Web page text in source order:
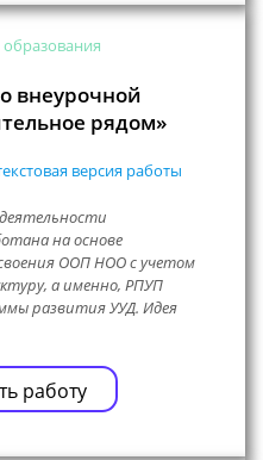
внеурочной
рядом»
версия работы
на основе
ООП НОО с учетом
а именно, РПУП
развития УУД. Идея
работу